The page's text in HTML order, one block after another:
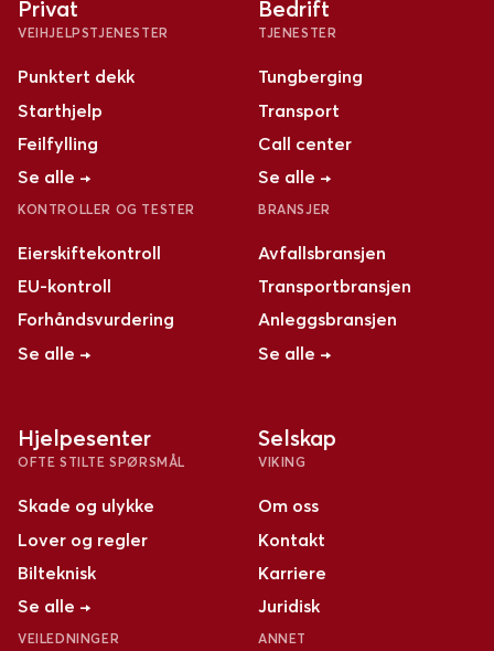
Privat
VEIHJELPSTJENESTER
Punktert dekk
Starthjelp
Feilfylling
Se alle →
KONTROLLER OG TESTER
Eierskiftekontroll
EU-kontroll
Forhåndsvurdering
Se alle →
Bedrift
TJENESTER
Tungberging
Transport
Call center
Se alle →
BRANSJER
Avfallsbransjen
Transportbransjen
Anleggsbransjen
Se alle →
Hjelpesenter
OFTE STILTE SPØRSMÅL
Skade og ulykke
Lover og regler
Bilteknisk
Se alle →
VEILEDNINGER
Selskap
VIKING
Om oss
Kontakt
Karriere
Juridisk
ANNET